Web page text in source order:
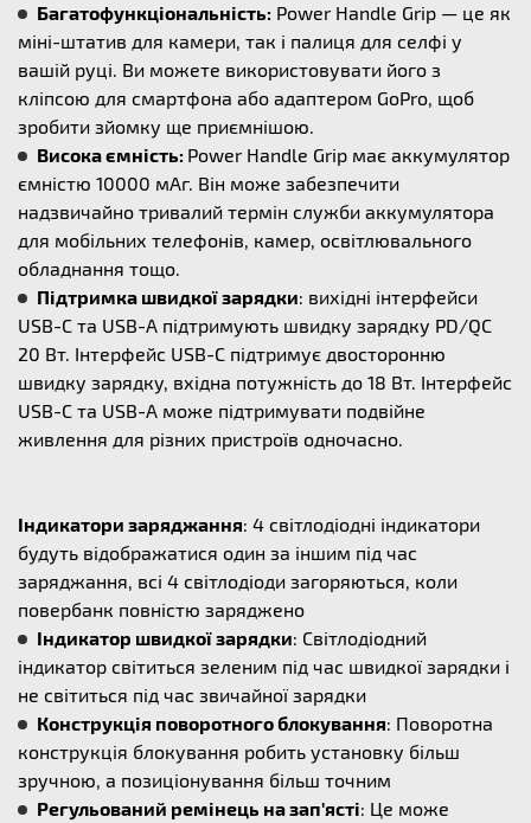
Багатофункціональність: Power Handle Grip — це як
міні-штатив для камери, так і палиця для селфі у
вашій руці. Ви можете використовувати його з
кліпсою для смартфона або адаптером GoPro, щоб
зробити зйомку ще приємнішою.
Висока ємність: Power Handle Grip має аккумулятор
ємністю 10000 мАг. Він може забезпечити
надзвичайно тривалий термін служби аккумулятора
для мобільних телефонів, камер, освітлювального
обладнання тощо.
Підтримка швидкої зарядки: вихідні інтерфейси
USB-C та USB-A підтримують швидку зарядку PD/QC
20 Вт. Інтерфейс USB-C підтримує двосторонню
швидку зарядку, вхідна потужність до 18 Вт. Інтерфейс
USB-C та USB-A може підтримувати подвійне
живлення для різних пристроїв одночасно.
Індикатори заряджання: 4 світлодіодні індикатори
будуть відображатися один за іншим під час
заряджання, всі 4 світлодіоди загоряються, коли
повербанк повністю заряджено
Індикатор швидкої зарядки: Світлодіодний
індикатор світиться зеленим під час швидкої зарядки і
не світиться під час звичайної зарядки
Конструкція поворотного блокування: Поворотна
конструкція блокування робить установку більш
зручною, а позиціонування більш точним
Регульований ремінець на зап'ясті: Це може